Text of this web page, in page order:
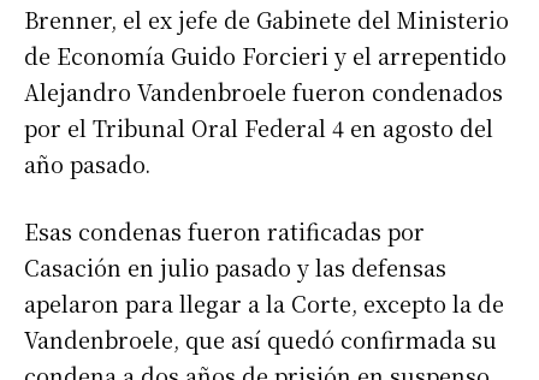
Brenner, el ex jefe de Gabinete del Ministerio
de Economía Guido Forcieri y el arrepentido
Alejandro Vandenbroele fueron condenados
por el Tribunal Oral Federal 4 en agosto del
año pasado.
Esas condenas fueron ratificadas por
Casación en julio pasado y las defensas
apelaron para llegar a la Corte, excepto la de
Vandenbroele, que así quedó confirmada su